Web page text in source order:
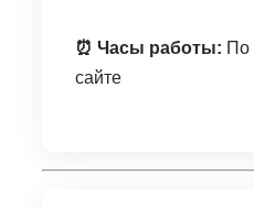
⏰ Часы работы: По
сайте